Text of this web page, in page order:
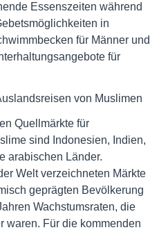
Essenszeiten während
in
für Männer und
für
von Muslimen
Quellmärkte für
sind Indonesien, Indien,
arabischen Länder.
Welt verzeichneten Märkte
geprägten Bevölkerung
Wachstumsraten, die
waren. Für die kommenden